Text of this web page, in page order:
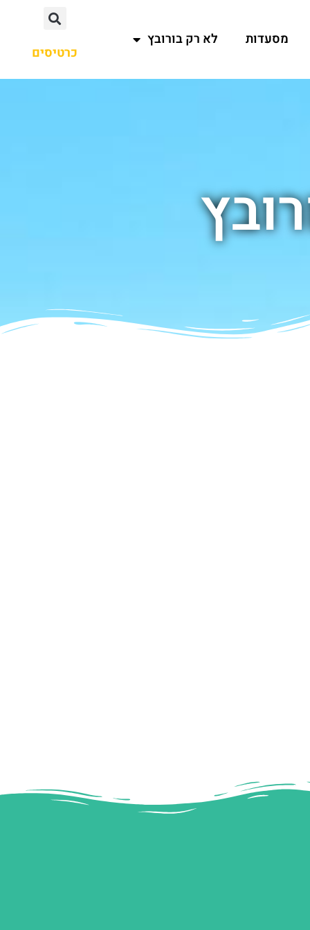
מסעדות לא רק בורובץ
כרטיסים